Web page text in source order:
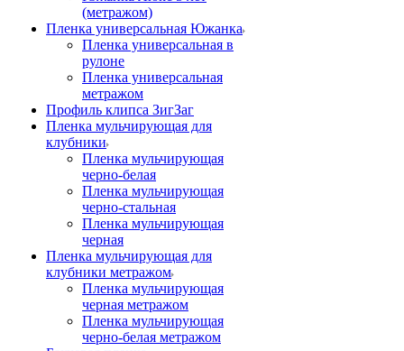
(метражом)
Пленка универсальная Южанка
Пленка универсальная в
рулоне
Пленка универсальная
метражом
Профиль клипса ЗигЗаг
Пленка мульчирующая для
клубники
Пленка мульчирующая
черно-белая
Пленка мульчирующая
черно-стальная
Пленка мульчирующая
черная
Пленка мульчирующая для
клубники метражом
Пленка мульчирующая
черная метражом
Пленка мульчирующая
черно-белая метражом